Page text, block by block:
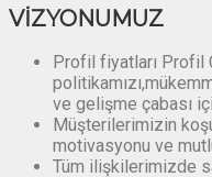
VİZYONUMUZ
Profil fiyatları Profil
ve gelişme çabası
Müşterilerimizin
motivasyonu ve
Tüm ilişkilerimizde